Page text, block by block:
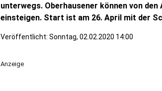
unterwegs. Oberhausener können von
einsteigen. Start ist am 26. April mit der
Veröffentlicht: Sonntag, 02.02.2020 14:00
Anzeige